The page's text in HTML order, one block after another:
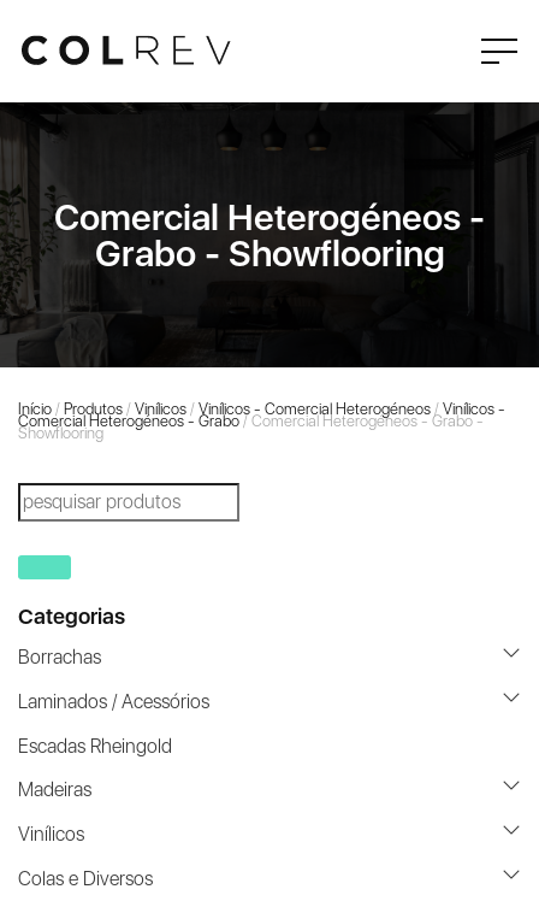
Comercial Heterogéneos -
Grabo - Showflooring
Início / Produtos / Vinílicos / Vinílicos - Comercial Heterogéneos / Vinílicos -
Comercial Heterogéneos - Grabo / Comercial Heterogéneos - Grabo -
Showflooring
Products
search
Categorias
Borrachas
Laminados / Acessórios
Escadas Rheingold
Madeiras
Vinílicos
Colas e Diversos